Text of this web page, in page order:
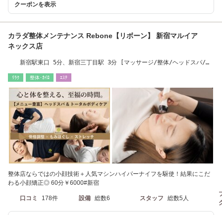
クーポンを表示
カラダ整体メンテナンス Rebone【リボーン】 新宿マルイア
ネックス店
新宿駅東口 5分、新宿三丁目駅 3分 [マッサージ/整体/ヘッドスパ/骨
ﾘﾗｸ 整体･ｶｲﾛ ｴｽﾃ
整体店ならではの小顔技術＋人気マシンハイパーナイフを駆使！結果にこだ
わる小顔矯正◎ 60分￥6000#新宿
口コミ 178件 設備 総数6 スタッフ 総数5人